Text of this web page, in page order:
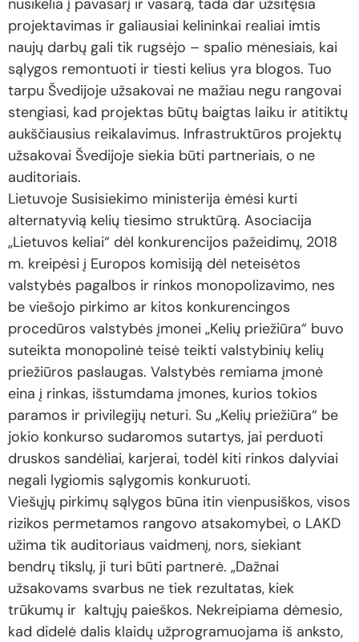
nusikelia į pavasarį ir vasarą, tada dar užsitęsia
projektavimas ir galiausiai kelininkai realiai imtis
naujų darbų gali tik rugsėjo – spalio mėnesiais, kai
sąlygos remontuoti ir tiesti kelius yra blogos. Tuo
tarpu Švedijoje užsakovai ne mažiau negu rangovai
stengiasi, kad projektas būtų baigtas laiku ir atitiktų
aukščiausius reikalavimus. Infrastruktūros projektų
užsakovai Švedijoje siekia būti partneriais, o ne
auditoriais.
Lietuvoje Susisiekimo ministerija ėmėsi kurti
alternatyvią kelių tiesimo struktūrą. Asociacija
„Lietuvos keliai“ dėl konkurencijos pažeidimų, 2018
m. kreipėsi į Europos komisiją dėl neteisėtos
valstybės pagalbos ir rinkos monopolizavimo, nes
be viešojo pirkimo ar kitos konkurencingos
procedūros valstybės įmonei „Kelių priežiūra“ buvo
suteikta monopolinė teisė teikti valstybinių kelių
priežiūros paslaugas. Valstybės remiama įmonė
eina į rinkas, išstumdama įmones, kurios tokios
paramos ir privilegijų neturi. Su „Kelių priežiūra“ be
jokio konkurso sudaromos sutartys, jai perduoti
druskos sandėliai, karjerai, todėl kiti rinkos dalyviai
negali lygiomis sąlygomis konkuruoti.
Viešųjų pirkimų sąlygos būna itin vienpusiškos, visos
rizikos permetamos rangovo atsakomybei, o LAKD
užima tik auditoriaus vaidmenį, nors, siekiant
bendrų tikslų, ji turi būti partnerė. „Dažnai
užsakovams svarbus ne tiek rezultatas, kiek
trūkumų ir kaltųjų paieškos. Nekreipiama dėmesio,
kad didelė dalis klaidų užprogramuojama iš anksto,